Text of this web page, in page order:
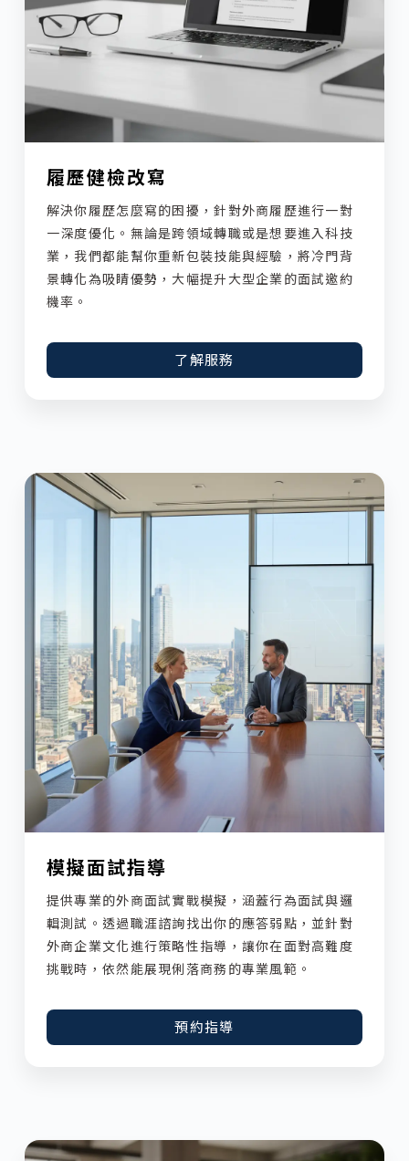
履歷健檢改寫
解決你履歷怎麼寫的困擾，針對外商履歷進行一對
一深度優化。無論是跨領域轉職或是想要進入科技
業，我們都能幫你重新包裝技能與經驗，將冷門背
景轉化為吸睛優勢，大幅提升大型企業的面試邀約
機率。
了解服務
模擬面試指導
提供專業的外商面試實戰模擬，涵蓋行為面試與邏
輯測試。透過職涯諮詢找出你的應答弱點，並針對
外商企業文化進行策略性指導，讓你在面對高難度
挑戰時，依然能展現俐落商務的專業風範。
預約指導